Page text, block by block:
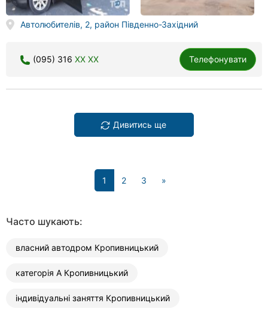
Автолюбителів, 2, район Південно-Західний
(095) 316 XX XX Телефонувати
Дивитись ще
1 (current)
2 3 »
Часто шукають:
власний автодром Кропивницький
категорія А Кропивницький
індивідуальні заняття Кропивницький